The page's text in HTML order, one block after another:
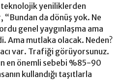
yeniliklerden
da dönüş yok. Ne
genel yaygınlaşma ama
Ama mutlaka olacak. Neden?
var. Trafiği görüyorsunuz.
en önemli sebebi %85-90
kullandığı taşıtlarla